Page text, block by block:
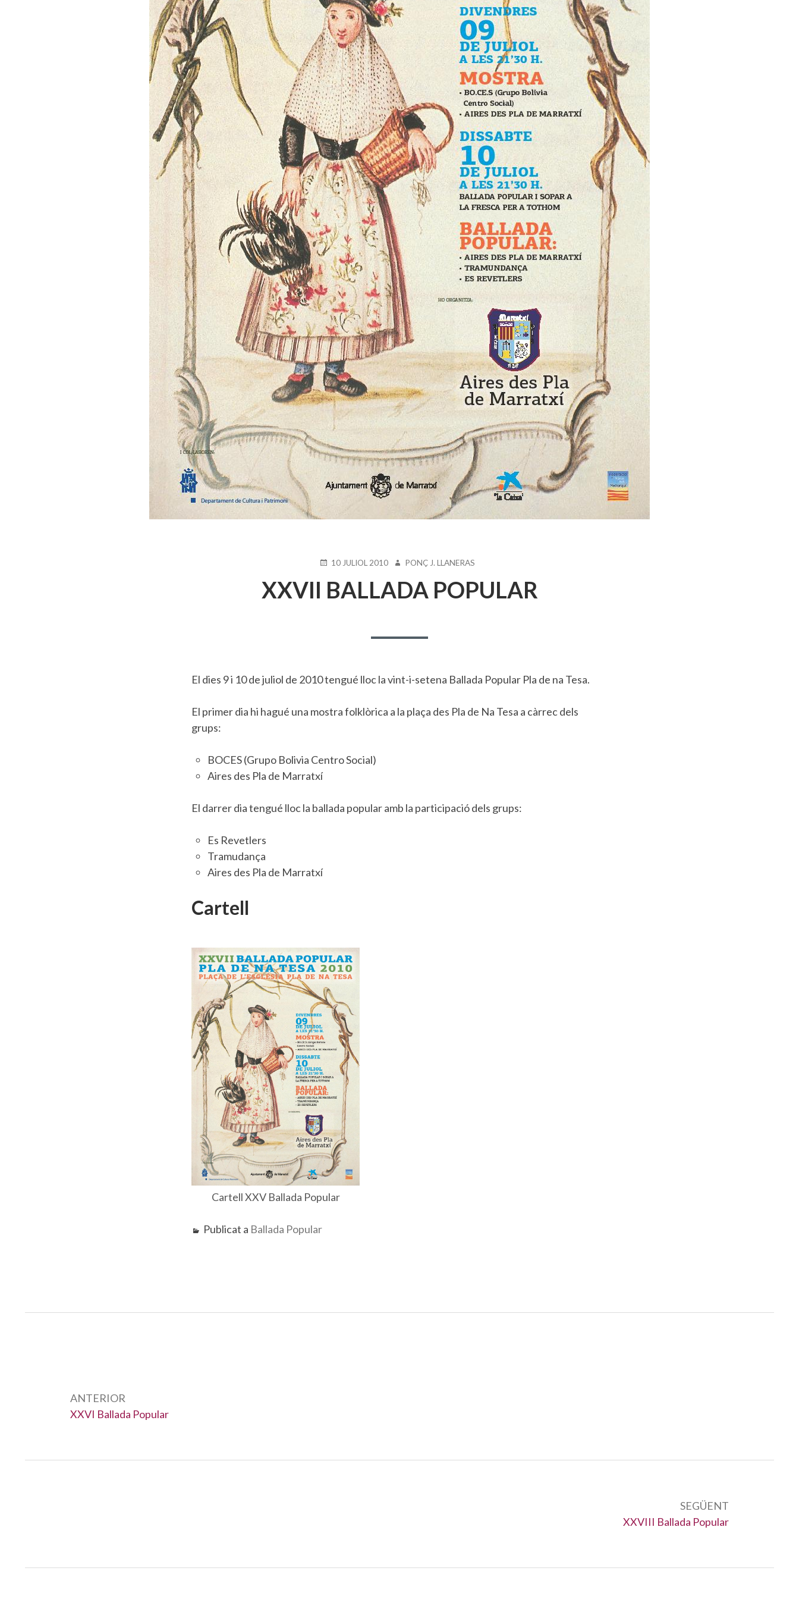
PUBLICAT
10 JULIOL 2010 AUTOR
PONÇ J. LLANERAS
XXVII BALLADA POPULAR
El dies 9 i 10 de juliol de 2010 tengué lloc la vint-i-setena Ballada Popular Pla de na Tesa.
El primer dia hi hagué una mostra folklòrica a la plaça des Pla de Na Tesa a càrrec dels
grups:
BOCES (Grupo Bolivia Centro Social)
Aires des Pla de Marratxí
El darrer dia tengué lloc la ballada popular amb la participació dels grups:
Es Revetlers
Tramudança
Aires des Pla de Marratxí
Cartell
Cartell XXV Ballada Popular
Publicat a Ballada Popular
ANTERIOR
Anterior:
XXVI Ballada Popular
SEGÜENT
Següent:
XXVIII Ballada Popular